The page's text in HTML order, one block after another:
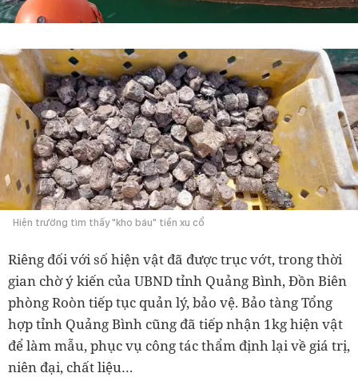
Hiện trường tìm thấy "kho báu" tiền xu cổ
Riêng đối với số hiện vật đã được trục vớt, trong thời
gian chờ ý kiến của UBND tỉnh Quảng Bình, Đồn Biên
phòng Roòn tiếp tục quản lý, bảo vệ. Bảo tàng Tổng
hợp tỉnh Quảng Bình cũng đã tiếp nhận 1kg hiện vật
để làm mẫu, phục vụ công tác thẩm định lại về giá trị,
niên đại, chất liệu…